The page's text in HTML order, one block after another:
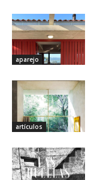
aparejo
artículos